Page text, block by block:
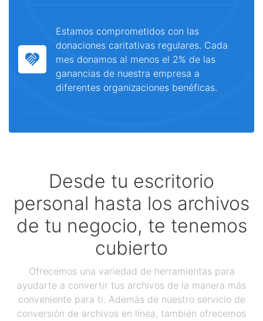
Estamos comprometidos con las
donaciones caritativas regulares. Cada
mes donamos al menos el 2% de las
ganancias de nuestra empresa a
diferentes organizaciones benéficas.
Desde tu escritorio
personal hasta los archivos
de tu negocio, te tenemos
cubierto
Ofrecemos una variedad de herramientas para
ayudarte a convertir tus archivos de la manera más
conveniente para ti. Además de nuestro servicio de
conversión de archivos en línea, también ofrecemos